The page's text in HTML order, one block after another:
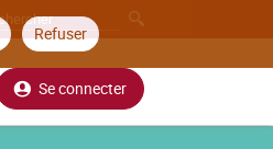
Refuser
Se connecter